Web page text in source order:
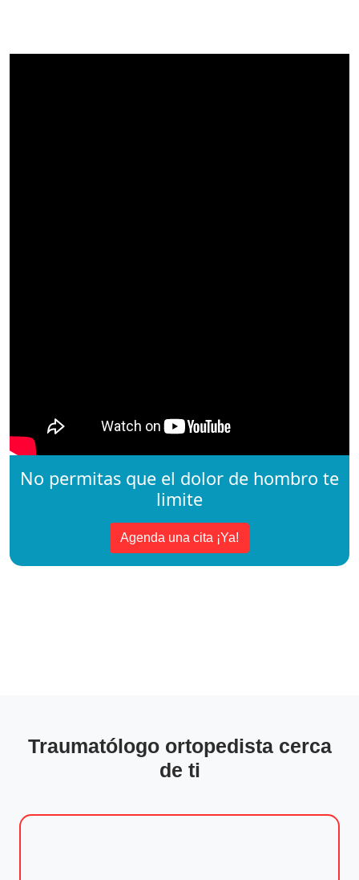
No permitas que el dolor de hombro te
limite
Agenda una cita ¡Ya!
Traumatólogo ortopedista cerca
de ti